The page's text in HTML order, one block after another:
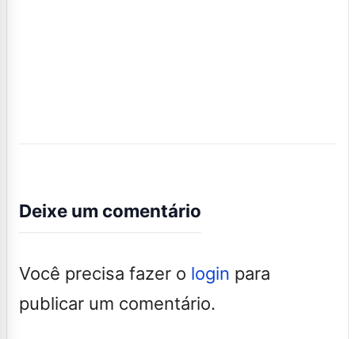
Deixe um comentário
Você precisa fazer o login para
publicar um comentário.